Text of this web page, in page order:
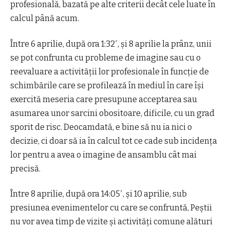
profesională, bazată pe alte criterii decât cele luate în
calcul până acum.
Între 6 aprilie, după ora 1:32′, și 8 aprilie la prânz, unii
se pot confrunta cu probleme de imagine sau cu o
reevaluare a activității lor profesionale în funcție de
schimbările care se profilează în mediul în care își
exercită meseria care presupune acceptarea sau
asumarea unor sarcini obositoare, dificile, cu un grad
sporit de risc. Deocamdată, e bine să nu ia nici o
decizie, ci doar să ia în calcul tot ce cade sub incidența
lor pentru a avea o imagine de ansamblu cât mai
precisă.
Între 8 aprilie, după ora 14:05′, și 10 aprilie, sub
presiunea evenimentelor cu care se confruntă, Peștii
nu vor avea timp de vizite și activități comune alături